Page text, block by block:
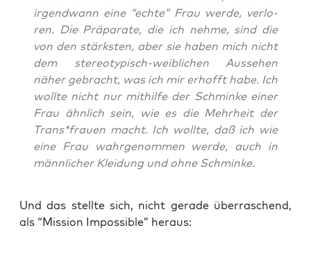
irgend­wann eine “ech­te” Frau wer­de, ver­lo­
ren. Die Prä­pa­ra­te, die ich neh­me, sind die
von den stärks­ten, aber sie haben mich nicht
dem ste­reo­ty­pisch-weib­li­chen Aus­se­hen
näher gebracht, was ich mir erhofft habe. Ich
woll­te nicht nur mit­hil­fe der Schmin­ke einer
Frau ähn­lich sein, wie es die Mehr­heit der
Trans*frauen macht. Ich woll­te, daß ich wie
eine Frau wahr­ge­nom­men wer­de, auch in
männ­li­cher Klei­dung und ohne Schminke.
Und das stell­te sich, nicht gera­de über­ra­schend,
als “Mis­si­on Impos­si­ble” heraus: